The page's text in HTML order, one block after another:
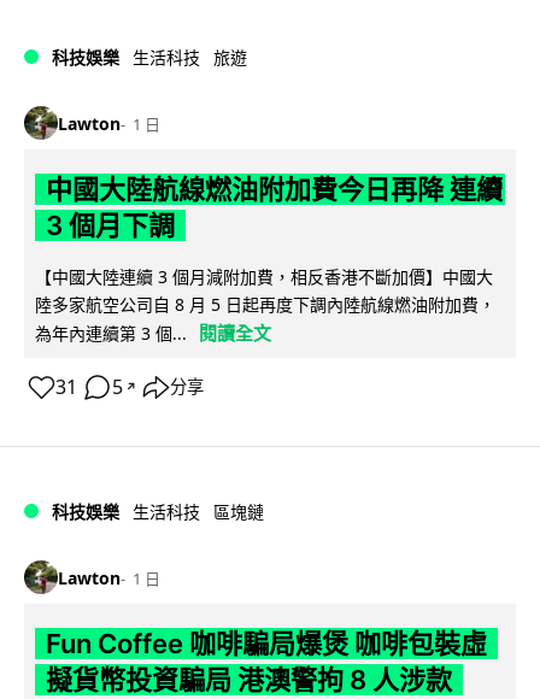
科技娛樂 生活科技 旅遊
Lawton 1 日
中國大陸航線燃油附加費今日再降 連續
3 個月下調
【中國大陸連續 3 個月減附加費，相反香港不斷加價】中國大
陸多家航空公司自 8 月 5 日起再度下調內陸航線燃油附加費，
為年內連續第 3 個...
閱讀全文
31 5 ↗ 分享
科技娛樂 生活科技 區塊鏈
Lawton 1 日
Fun Coffee 咖啡騙局爆煲 咖啡包裝虛
擬貨幣投資騙局 港澳警拘 8 人涉款